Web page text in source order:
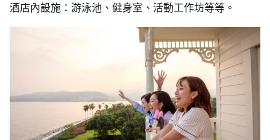
酒店內設施：游泳池、健身室、活動工作坊等等。